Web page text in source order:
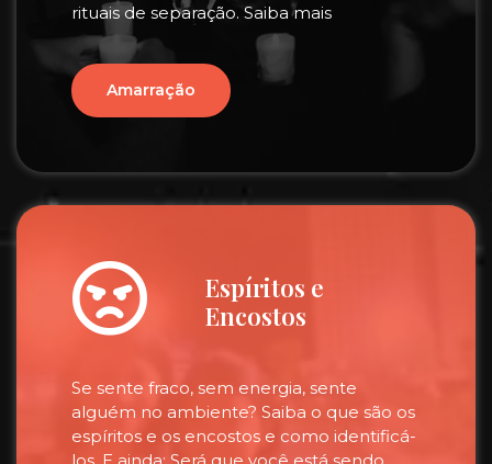
rituais de separação. Saiba mais
Amarração
Espíritos e
Encostos
Se sente fraco, sem energia, sente
alguém no ambiente? Saiba o que são os
espíritos e os encostos e como identificá-